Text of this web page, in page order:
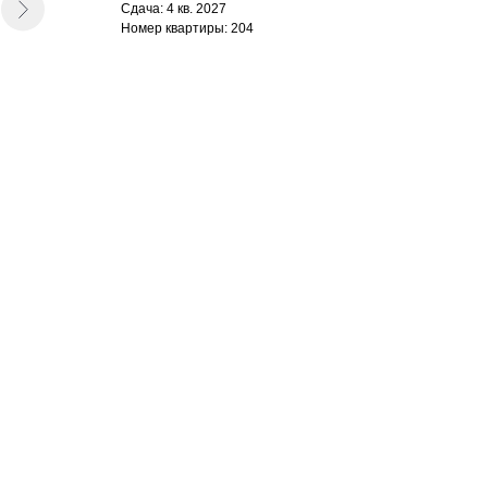
Сдача: 4 кв. 2027
Номер квартиры: 204